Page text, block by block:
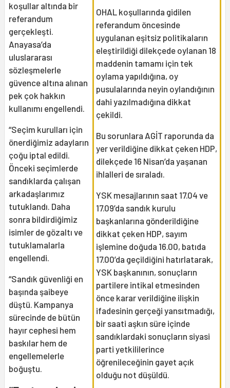
OHAL koşullarında gidilen
referandum öncesinde
uygulanan eşitsiz politikaların
eleştirildiği dilekçede oylanan 18
maddenin tamamı için tek
oylama yapıldığına, oy
pusulalarında neyin oylandığının
dahi yazılmadığına dikkat
çekildi.
Bu sorunlara AGİT raporunda da
yer verildiğine dikkat çeken HDP,
dilekçede 16 Nisan’da yaşanan
ihlalleri de sıraladı.
YSK mesajlarının saat 17.04 ve
17.09’da sandık kurulu
başkanlarına gönderildiğine
dikkat çeken HDP, sayım
işlemine doğuda 16.00, batıda
17.00’da geçildiğini hatırlatarak,
YSK başkanının, sonuçların
partilere intikal etmesinden
önce karar verildiğine ilişkin
ifadesinin gerçeği yansıtmadığı,
bir saati aşkın süre içinde
sandıklardaki sonuçların siyasi
parti yetkililerince
öğrenileceğinin gayet açık
olduğu not düşüldü.
koşullar altında bir
referandum
gerçekleşti.
Anayasa’da
uluslararası
sözleşmelerle
güvence altına alınan
pek çok hakkın
kullanımı engellendi.
“Seçim kurulları için
önerdiğimiz adayların
çoğu iptal edildi.
Önceki seçimlerde
sandıklarda çalışan
arkadaşlarımız
tutuklandı. Daha
sonra bildirdiğimiz
isimler de gözaltı ve
tutuklamalarla
engellendi.
“Sandık güvenliği en
başında şaibeye
düştü. Kampanya
sürecinde de bütün
hayır cephesi hem
baskılar hem de
engellemelerle
boğuştu.